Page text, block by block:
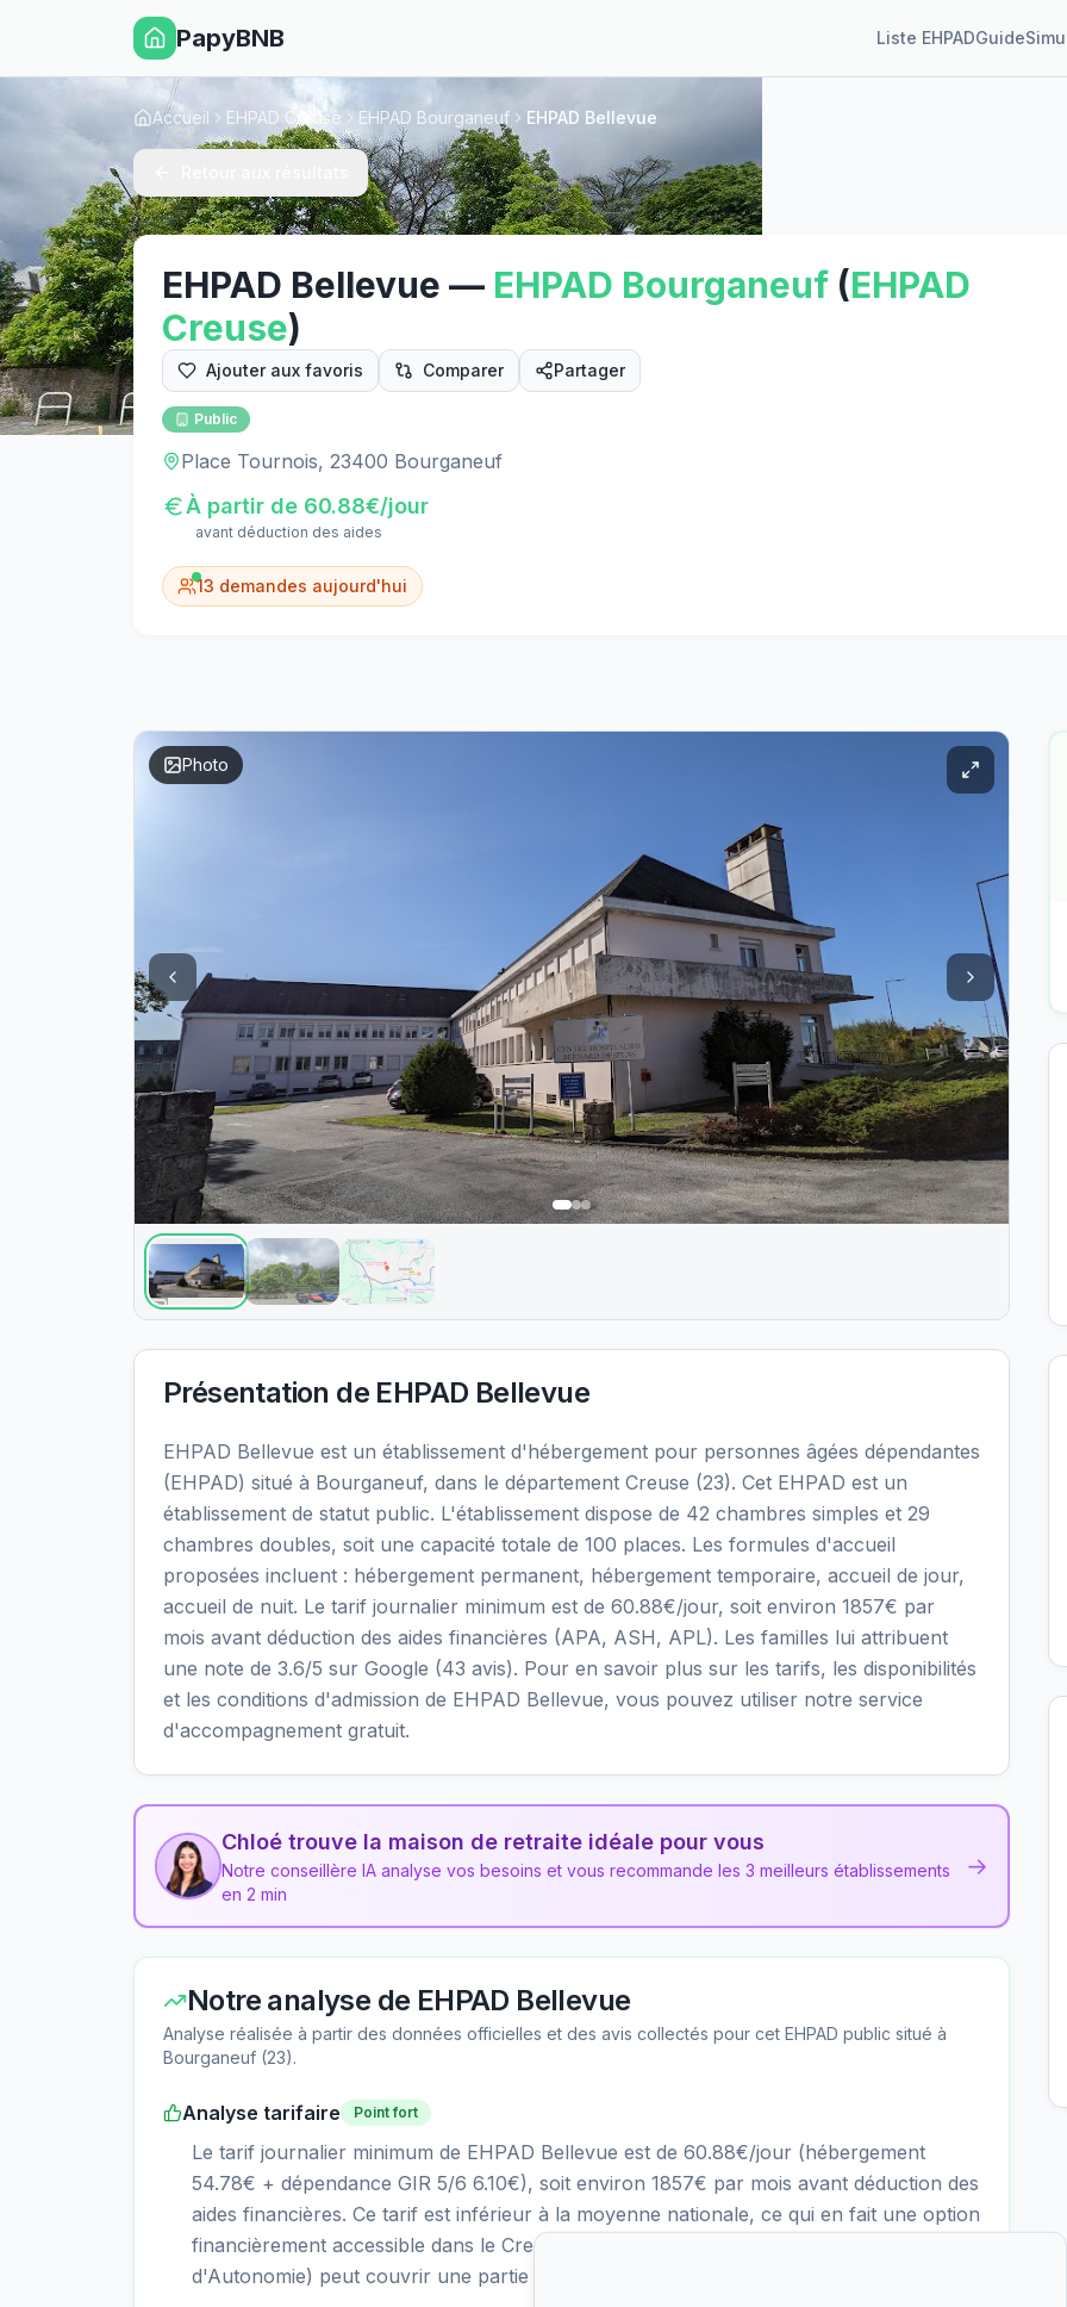
PapyBNB Liste EHPADGuide
Accueil EHPAD Creuse EHPAD Bourganeuf EHPAD Bellevue
EHPAD Bellevue — EHPAD Bourganeuf (EHPAD
Creuse)
Ajouter aux favoris Comparer Partager
Public
Place Tournois, 23400 Bourganeuf
À partir de 60.88€/jour
avant déduction des aides
13 demandes aujourd'hui
Photo
Présentation de EHPAD Bellevue
EHPAD Bellevue est un établissement d'hébergement pour personnes âgées dépendantes
(EHPAD) situé à Bourganeuf, dans le département Creuse (23). Cet EHPAD est un
établissement de statut public. L'établissement dispose de 42 chambres simples et 29
chambres doubles, soit une capacité totale de 100 places. Les formules d'accueil
proposées incluent : hébergement permanent, hébergement temporaire, accueil de jour,
accueil de nuit. Le tarif journalier minimum est de 60.88€/jour, soit environ 1857€ par
mois avant déduction des aides financières (APA, ASH, APL). Les familles lui attribuent
une note de 3.6/5 sur Google (43 avis). Pour en savoir plus sur les tarifs, les disponibilités
et les conditions d'admission de EHPAD Bellevue, vous pouvez utiliser notre service
d'accompagnement gratuit.
Chloé trouve la maison de retraite idéale pour vous
Notre conseillère IA analyse vos besoins et vous recommande les 3 meilleurs établissements
en 2 min
→
Notre analyse de EHPAD Bellevue
Analyse réalisée à partir des données officielles et des avis collectés pour cet EHPAD public situé à
Bourganeuf (23).
Analyse tarifaire Point fort
Le tarif journalier minimum de EHPAD Bellevue est de 60.88€/jour (hébergement
54.78€ + dépendance GIR 5/6 6.10€), soit environ 1857€ par mois avant déduction des
aides financières. Ce tarif est inférieur à la moyenne nationale, ce qui en fait une option
financièrement accessible dans le Creuse. L'APA (Allocation Personnalisée
d'Autonomie) peut couvrir une partie significative du tarif dépendance.